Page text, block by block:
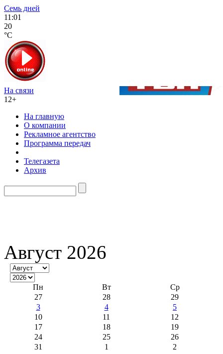
Семь дней
11:01
20
°C
На связи
12+
На главную
О компании
Рекламное агентство
Программа передач
Телегазета
Архив
Август 2026
Пн Вт
Ср
27
28
29
3
4
5
10
11
12
17
18
19
24
25
26
31
1 2